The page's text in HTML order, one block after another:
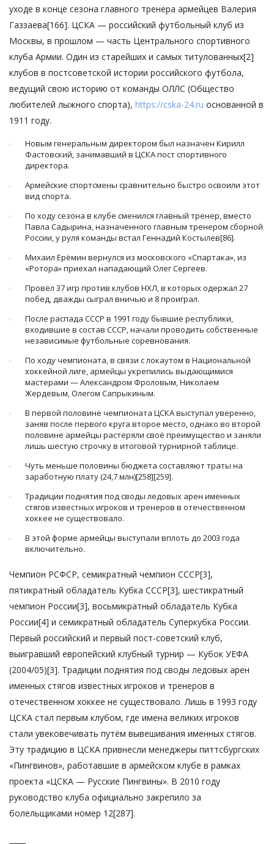
уходе в конце сезона главного тренера армейцев Валерия
Газзаева[166]. ЦСКА — российский футбольный клуб из
Москвы, в прошлом — часть Центрального спортивного
клуба Армии. Один из старейших и самых титулованных[2]
клубов в постсоветской истории российского футбола,
ведущий свою историю от команды ОЛЛС (Общество
любителей лыжного спорта), https://cska-24.ru основанной в
1911 году.
Новым генеральным директором был назначен Кирилл
Фастовский, занимавший в ЦСКА пост спортивного
директора.
Армейские спортсмены сравнительно быстро освоили этот
вид спорта.
По ходу сезона в клубе сменился главный тренер, вместо
Павла Садырина, назначенного главным тренером сборной
России, у руля команды встал Геннадий Костылев[86].
Михаил Ерёмин вернулся из московского «Спартака», из
«Ротора» приехал нападающий Олег Сергеев.
Провёл 37 игр против клубов НХЛ, в которых одержал 27
побед, дважды сыграл вничью и 8 проиграл.
После распада СССР в 1991 году бывшие республики,
входившие в состав СССР, начали проводить собственные
независимые футбольные соревнования.
По ходу чемпионата, в связи с локаутом в Национальной
хоккейной лиге, армейцы укрепились выдающимися
мастерами — Александром Фроловым, Николаем
Жердевым, Олегом Сапрыкиным.
В первой половине чемпионата ЦСКА выступал уверенно,
заняв после первого круга второе место, однако во второй
половине армейцы растеряли своё преимущество и заняли
лишь шестую строчку в итоговой турнирной таблице.
Чуть меньше половины бюджета составляют траты на
заработную плату (24,7 млн)[258][259].
Традиции поднятия под своды ледовых арен именных
стягов известных игроков и тренеров в отечественном
хоккее не существовало.
В этой форме армейцы выступали вплоть до 2003 года
включительно.
Чемпион РСФСР, семикратный чемпион СССР[3],
пятикратный обладатель Кубка СССР[3], шестикратный
чемпион России[3], восьмикратный обладатель Кубка
России[4] и семикратный обладатель Суперкубка России.
Первый российский и первый пост-советский клуб,
выигравший европейский клубный турнир — Кубок УЕФА
(2004/05)[3]. Традиции поднятия под своды ледовых арен
именных стягов известных игроков и тренеров в
отечественном хоккее не существовало. Лишь в 1993 году
ЦСКА стал первым клубом, где имена великих игроков
стали увековечивать путём вывешивания именных стягов.
Эту традицию в ЦСКА привнесли менеджеры питтсбургских
«Пингвинов», работавшие в армейском клубе в рамках
проекта «ЦСКА — Русские Пингвины». В 2010 году
руководство клуба официально закрепило за
болельщиками номер 12[287].